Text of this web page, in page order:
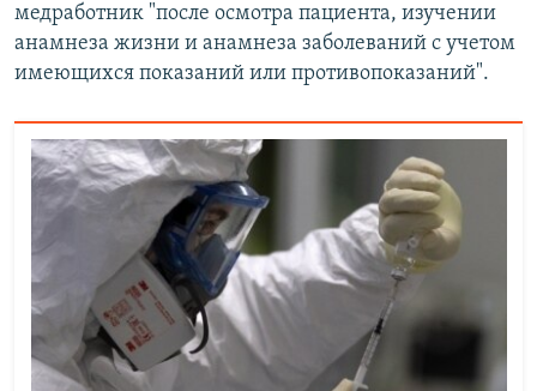
медработник "после осмотра пациента, изучении
анамнеза жизни и анамнеза заболеваний с учетом
имеющихся показаний или противопоказаний".